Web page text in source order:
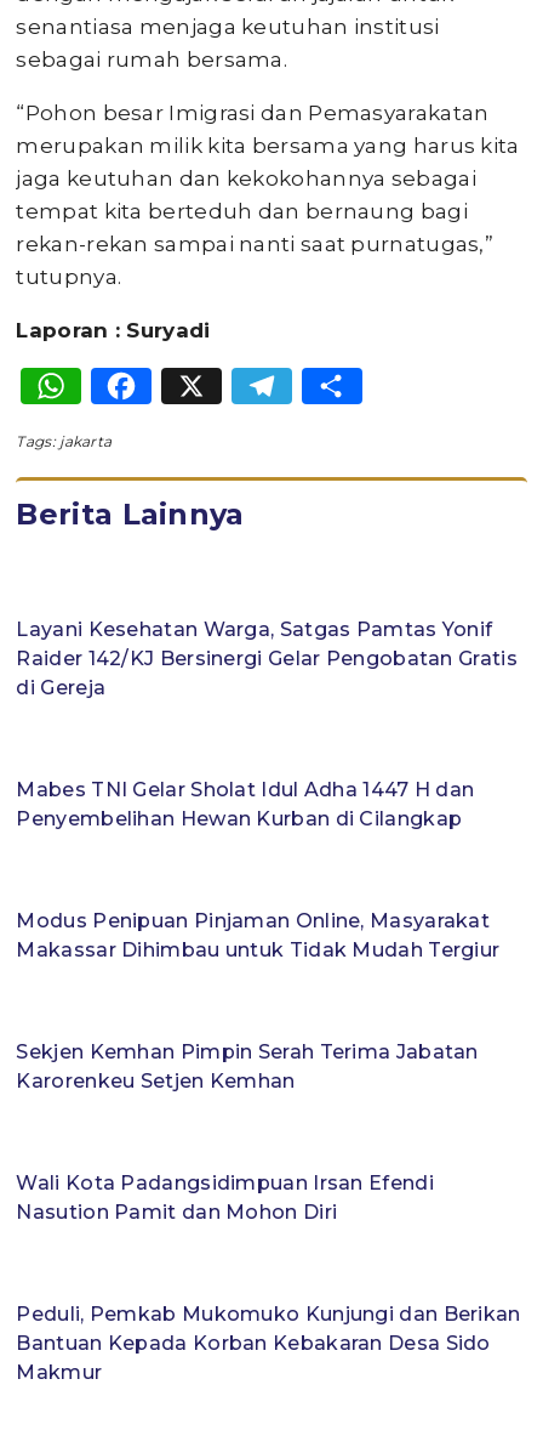
senantiasa menjaga keutuhan institusi
sebagai rumah bersama.
“Pohon besar Imigrasi dan Pemasyarakatan
merupakan milik kita bersama yang harus kita
jaga keutuhan dan kekokohannya sebagai
tempat kita berteduh dan bernaung bagi
rekan-rekan sampai nanti saat purnatugas,”
tutupnya.
Laporan : Suryadi
WhatsApp
Facebook
X Telegram
Tags: jakarta
Berita Lainnya
Layani Kesehatan Warga, Satgas Pamtas Yonif
Raider 142/KJ Bersinergi Gelar Pengobatan Gratis
di Gereja
Mabes TNI Gelar Sholat Idul Adha 1447 H dan
Penyembelihan Hewan Kurban di Cilangkap
Modus Penipuan Pinjaman Online, Masyarakat
Makassar Dihimbau untuk Tidak Mudah Tergiur
Sekjen Kemhan Pimpin Serah Terima Jabatan
Karorenkeu Setjen Kemhan
Wali Kota Padangsidimpuan Irsan Efendi
Nasution Pamit dan Mohon Diri
Peduli, Pemkab Mukomuko Kunjungi dan Berikan
Bantuan Kepada Korban Kebakaran Desa Sido
Makmur